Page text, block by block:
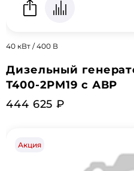
40 кВт / 400 В
Дизельный
Т400-2РМ19 с АВР
444 625 ₽
Акция